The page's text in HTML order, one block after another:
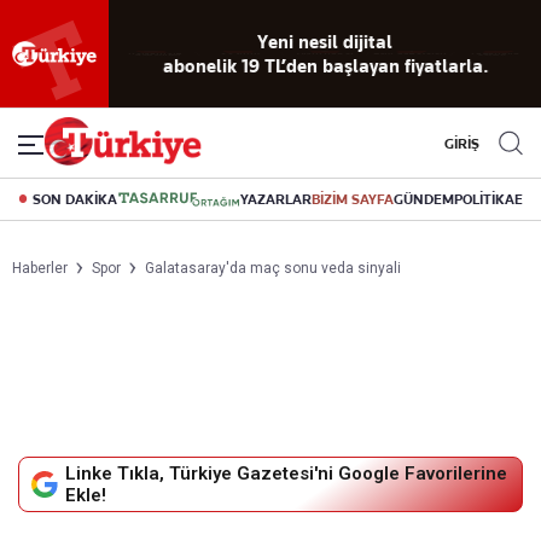
Yeni nesil dijital
abonelik 19 TL’den başlayan fiyatlarla.
GİRİŞ
SON DAKİKA YAZARLARBİZİM SAYFAGÜNDEMPOLİTİKA
Haberler Spor Galatasaray'da maç sonu veda sinyali
Linke Tıkla, Türkiye Gazetesi'ni Google Favorilerine
Ekle!